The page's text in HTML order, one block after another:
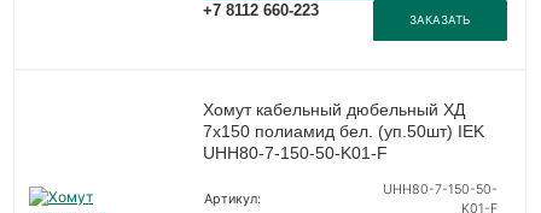
+7 8112 660-223
ЗАКАЗАТЬ
Хомут кабельный дюбельный ХД
7х150 полиамид бел. (уп.50шт) IEK
UHH80-7-150-50-K01-F
Артикул:
UHH80-7-150-50-
K01-F